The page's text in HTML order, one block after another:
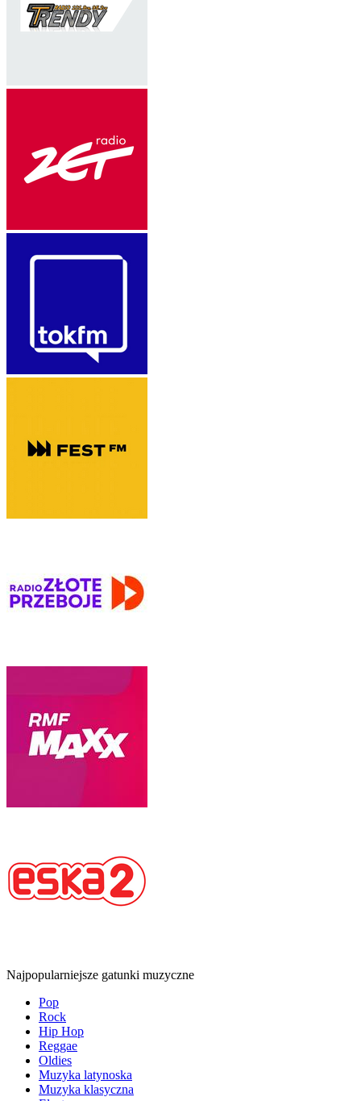
Najpopularniejsze gatunki muzyczne
Pop
Rock
Hip Hop
Reggae
Oldies
Muzyka latynoska
Muzyka klasyczna